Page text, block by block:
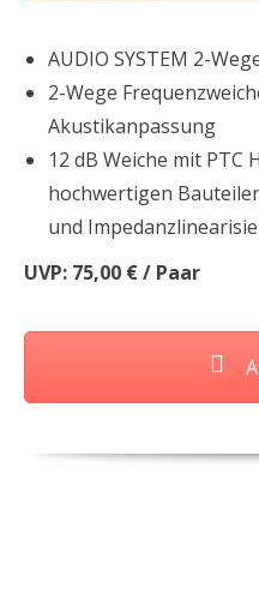
AUDIO SYSTEM 2-
2-Wege
Akustikanpassung
12 dB Weiche mit
hochwertigen
und
UVP: 75,00 € / Paar